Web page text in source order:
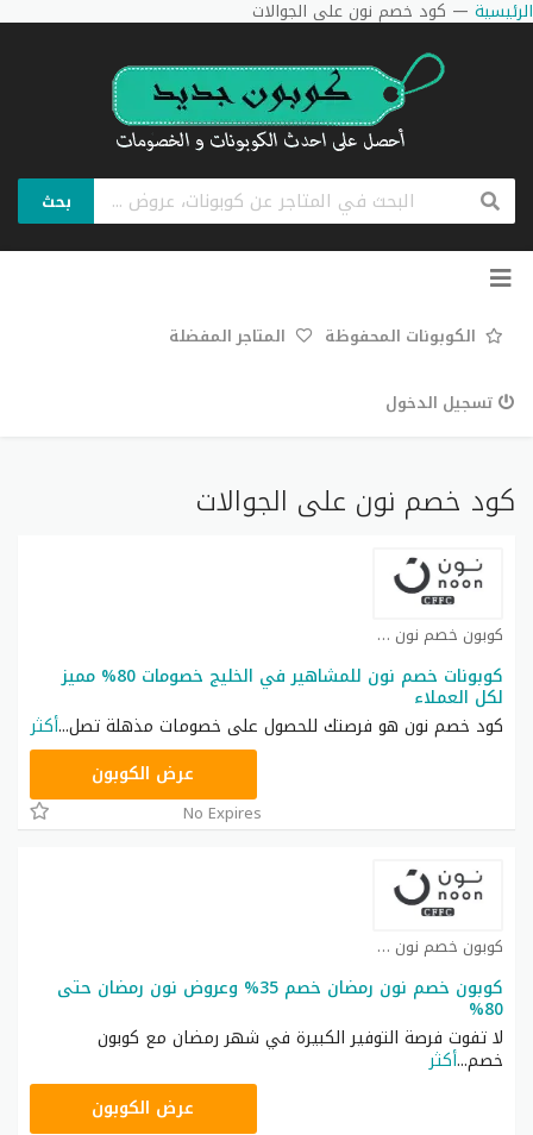
الرئيسية — كود خصم نون على الجوالات
بحث
تخطي
الكوبونات المحفوظة المتاجر المفضلة
تسجيل الدخول
كود خصم نون على الجوالات
كوبون خصم نون كوبون
كوبونات خصم نون للمشاهير في الخليج خصومات 80% مميز
لكل العملاء
كود خصم نون هو فرصتك للحصول على خصومات مذهلة تصل...أكثر
RRF24عرض الكوبون
No Expires
كوبون خصم نون كوبون
كوبون خصم نون رمضان خصم 35% وعروض نون رمضان حتى
80%
لا تفوت فرصة التوفير الكبيرة في شهر رمضان مع كوبون
خصم...أكثر
RRF24عرض الكوبون